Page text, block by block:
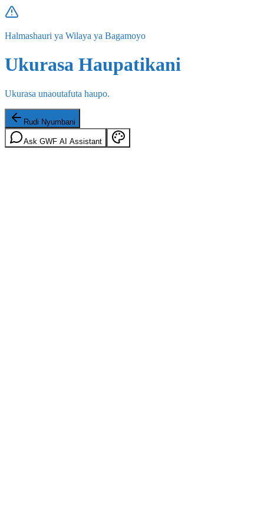
Halmashauri ya Wilaya ya Bagamoyo
Ukurasa Haupatikani
Ukurasa unaoutafuta haupo.
Rudi Nyumbani
Ask GWF AI Assistant